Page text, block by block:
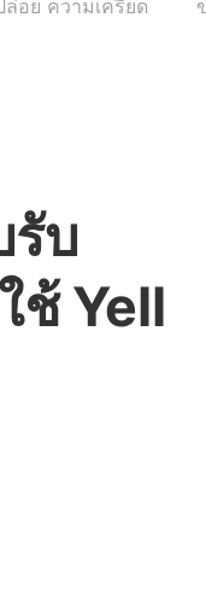
อย ความเครียด
รับ
ช้ Yell